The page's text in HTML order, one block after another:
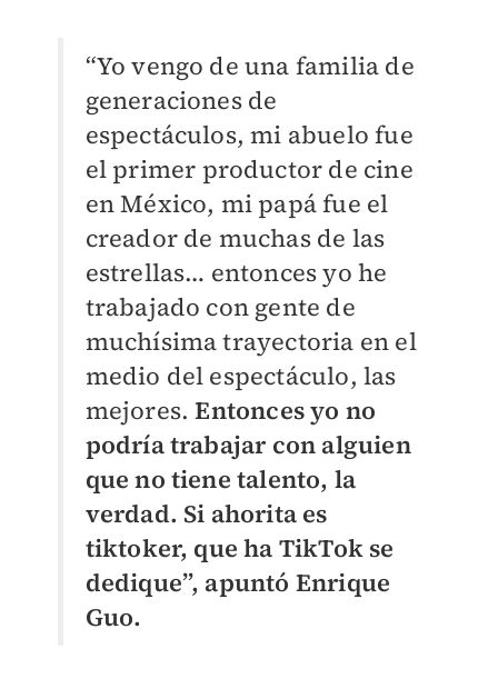
“Yo vengo de una familia de
generaciones de
espectáculos, mi abuelo fue
el primer productor de cine
en México, mi papá fue el
creador de muchas de las
estrellas… entonces yo he
trabajado con gente de
muchísima trayectoria en el
medio del espectáculo, las
mejores. Entonces yo no
podría trabajar con alguien
que no tiene talento, la
verdad. Si ahorita es
tiktoker, que ha TikTok se
dedique”, apuntó Enrique
Guo.